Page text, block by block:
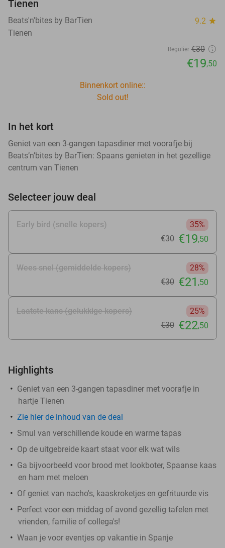
Tienen
Beats'n'bites by BarTien 9.2 star
Tienen
Regulier €30
€19,50
Binnenkort online::
Sold out!
In het kort
Geniet van een 3-gangen tapasdiner met voorafje bij
Beats’n’bites by BarTien: Spaans genieten in het gezellige
centrum van Tienen
Selecteer jouw deal
Early bird (snelle kopers)
35%
€30 €19,50
Wees snel (gemiddelde kopers)
28%
€30 €21 ,50
Laatste kans (gelukkige kopers)
25%
€30 €22,50
Highlights
Geniet van een 3-gangen tapasdiner met voorafje in
hartje Tienen
Zie hierde inhoud van de deal
Smul van verschillende koude en warme tapas
Op de uitgebreide kaart staat voor elk wat wils
Ga bijvoorbeeld voor brood met lookboter, Spaanse kaas
en ham met meloen
Of geniet van nacho's, kaaskroketjes en gefrituurde vis
Perfect voor een middag of avond gezellig tafelen met
vrienden, familie of collega's!
Waan je voor eventjes op vakantie in Spanje